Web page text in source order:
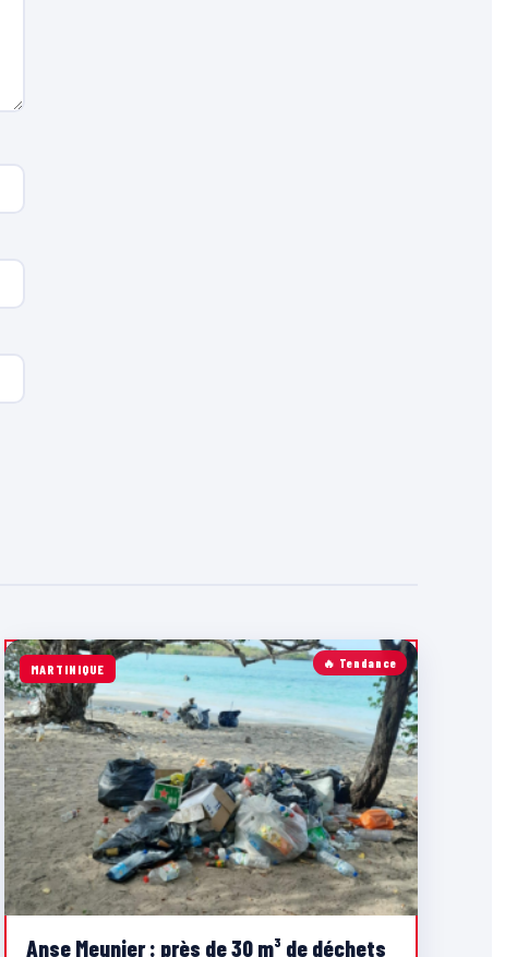
🔥 Tendance
MARTINIQUE
Anse Meunier : près de 30 m³ de déchets